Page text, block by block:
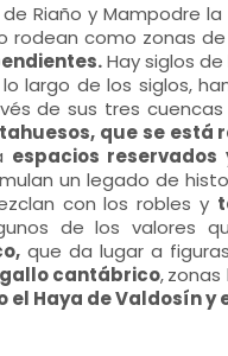
Riaño y Mampodre la
rodean como zonas
Hay siglos de
largo de los siglos,
de sus tres
que se está
espacios
un legado de
con los robles y
de los valores
que da lugar a
cantábrico,zonas
Haya de Valdosín y